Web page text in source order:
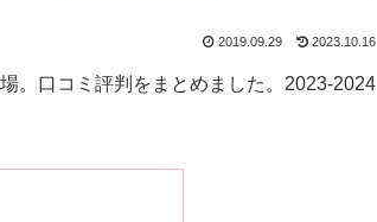
2019.09.29 2023.10.16
。口コミ評判をまとめました。2023-2024